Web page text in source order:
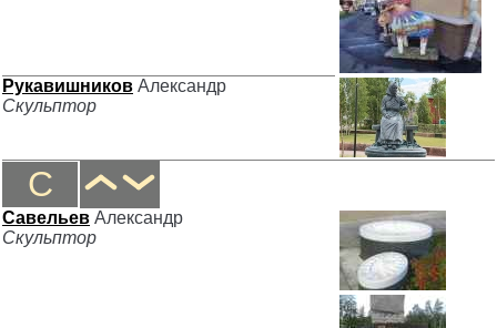
Рукавишников Александр
Скульптор
С
Савельев Александр
Скульптор